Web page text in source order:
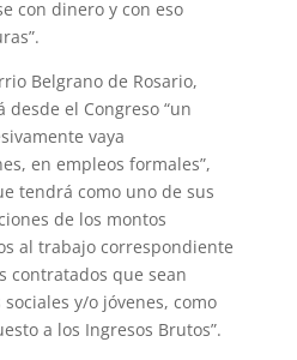
con dinero y con eso
Belgrano de Rosario,
el Congreso “un
vaya
en empleos formales”,
tendrá como uno de sus
de los montos
al trabajo correspondiente
contratados que sean
y/o jóvenes, como
a los Ingresos Brutos”.